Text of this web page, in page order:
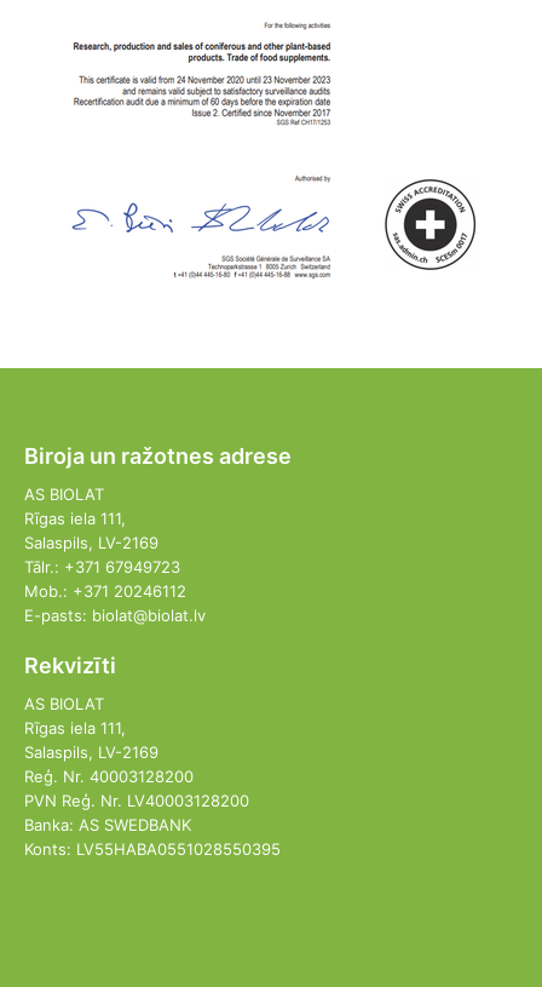
Biroja un ražotnes adrese
AS BIOLAT
Rīgas iela 111,
Salaspils, LV-2169
Tālr.: +371 67949723
Mob.: +371 20246112
E-pasts: biolat@biolat.lv
Rekvizīti
AS BIOLAT
Rīgas iela 111,
Salaspils, LV-2169
Reģ. Nr. 40003128200
PVN Reģ. Nr. LV40003128200
Banka: AS SWEDBANK
Konts: LV55HABA0551028550395